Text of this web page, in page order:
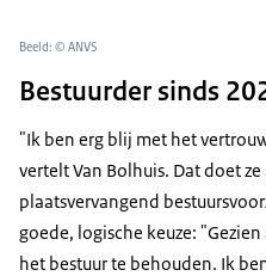
Beeld: © ANVS
Bestuurder sinds
"Ik ben erg blij met het
vertelt Van Bolhuis. Dat doet
plaatsvervangend
goede, logische keuze:
het bestuur te behouden. Ik